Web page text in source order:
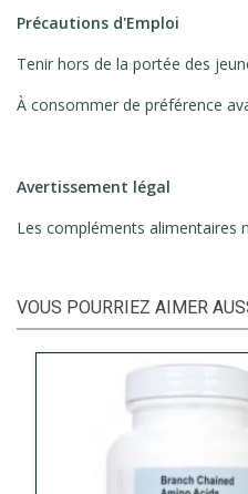
Précautions d'Emploi
Tenir hors de la portée des
À consommer de préférence
Avertissement légal
Les compléments alimentaires
VOUS POURRIEZ AIMER